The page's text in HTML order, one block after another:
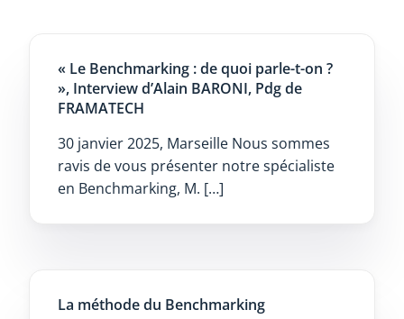
« Le Benchmarking : de quoi parle-t-on ?
», Interview d’Alain BARONI, Pdg de
FRAMATECH
30 janvier 2025, Marseille Nous sommes
ravis de vous présenter notre spécialiste
en Benchmarking, M. […]
La méthode du Benchmarking